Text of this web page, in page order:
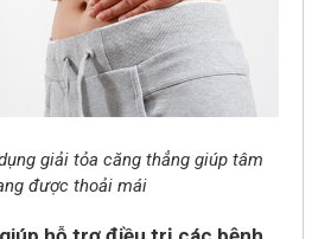
giải tỏa căng thẳng giúp tâm
được thoải mái